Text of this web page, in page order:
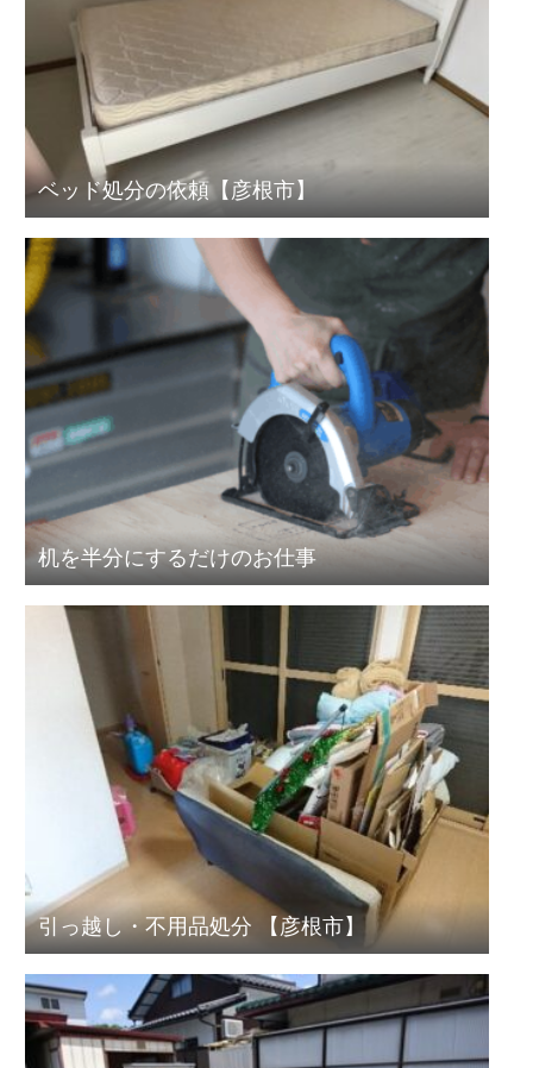
ベッド処分の依頼【彦根市】
机を半分にするだけのお仕事
引っ越し・不用品処分 【彦根市】